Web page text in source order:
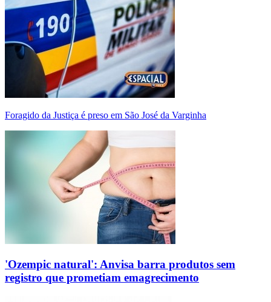
Foragido da Justiça é preso em São José da Varginha
'Ozempic natural': Anvisa barra produtos sem
registro que prometiam emagrecimento